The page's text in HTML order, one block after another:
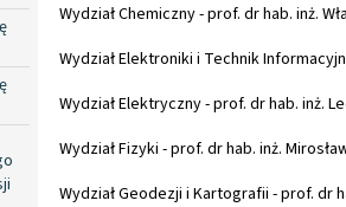
Wydział Chemiczny - prof. dr hab. inż.
Wydział Elektroniki i Technik
Wydział Elektryczny - prof. dr hab. inż.
Wydział Fizyki - prof. dr hab. inż.
Wydział Geodezji i Kartografii - prof. dr